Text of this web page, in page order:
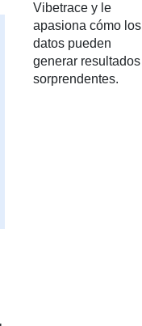
Vibetrace y le
apasiona cómo los
datos pueden
generar resultados
sorprendentes.